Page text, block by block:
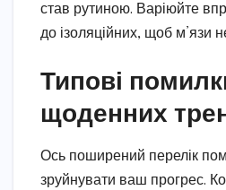
став рутиною. Варіюйте
до ізоляційних, щоб м’язи
Типові
щоденних
Ось поширений перелік
зруйнувати ваш прогрес.